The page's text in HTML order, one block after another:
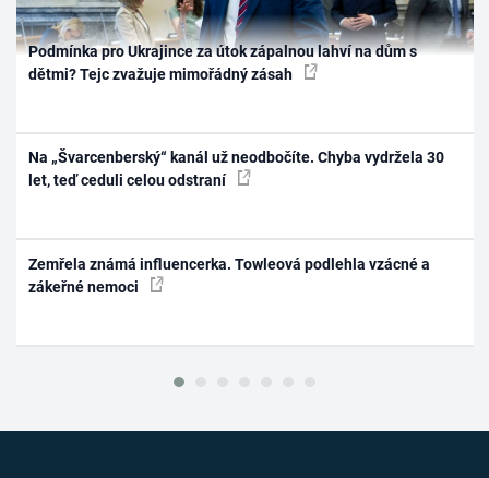
Podmínka pro Ukrajince za útok zápalnou lahví na dům s
dětmi? Tejc zvažuje mimořádný zásah
Na „Švarcenberský“ kanál už neodbočíte. Chyba vydržela 30
let, teď ceduli celou odstraní
Zemřela známá influencerka. Towleová podlehla vzácné a
zákeřné nemoci